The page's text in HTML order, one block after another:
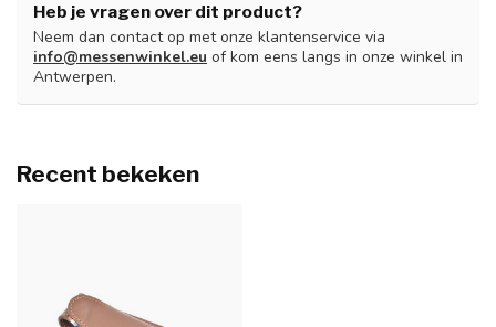
Heb je vragen over dit product?
Neem dan contact op met onze klantenservice via
info@messenwinkel.eu of kom eens langs in onze winkel in
Antwerpen.
Recent bekeken